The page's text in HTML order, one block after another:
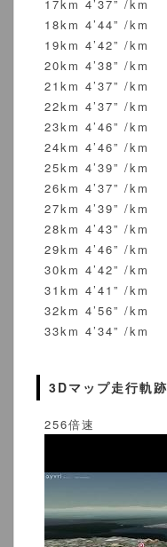
17km 4’37” /km
18km 4’44” /km
19km 4’42” /km
20km 4’38” /km
21km 4’37” /km
22km 4’37” /km
23km 4’46” /km
24km 4’46” /km
25km 4’39” /km
26km 4’37” /km
27km 4’39” /km
28km 4’43” /km
29km 4’46” /km
30km 4’42” /km
31km 4’41” /km
32km 4’56” /km
33km 4’34” /km
3Dマップ走行軌跡
256倍速